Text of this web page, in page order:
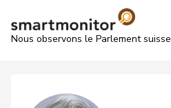
Nous observons le Parlement suisse